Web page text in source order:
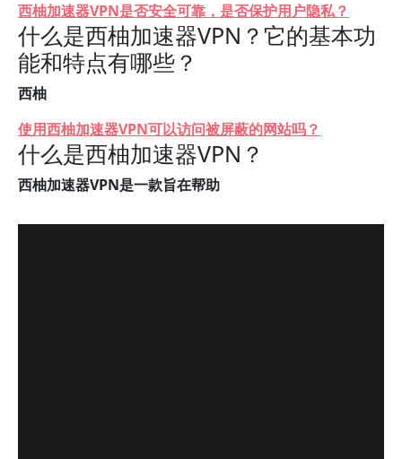
西柚加速器VPN是否安全可靠，是否保护用户隐私？
什么是西柚加速器VPN？它的基本功
能和特点有哪些？
西柚
使用西柚加速器VPN可以访问被屏蔽的网站吗？
什么是西柚加速器VPN？
西柚加速器VPN是一款旨在帮助